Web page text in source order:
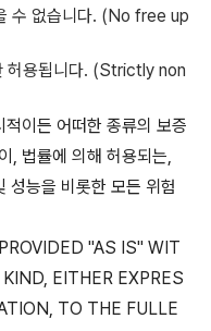
수 없습니다. (No free up
허용됩니다. (Strictly non
이든 어떠한 종류의 보증
, 법률에 의해 허용되는,
성능을 비롯한 모든 위험
"AS IS" WIT
EITHER EXPRES
TO THE FULLE